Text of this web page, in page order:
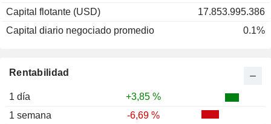
Rentabilidad
1 día
+3,85 %
1 semana
-6,69 %
Capital flotante (USD)
17.853.995.386
Capital diario negociado promedio
0.1%